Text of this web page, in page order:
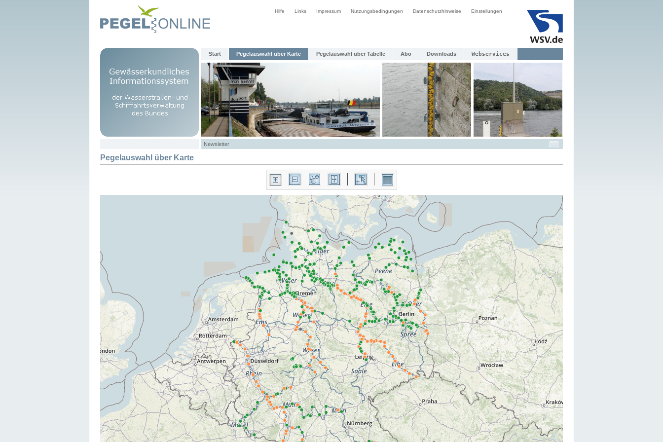
Hilfe Links Impressum Nutzungsbedingungen Datenschutzhinweise Einstellungen
Start Pegelauswahl über Karte Pegelauswahl über Tabelle Abo Downloads Webservices
Newsletter
Pegelauswahl über Karte